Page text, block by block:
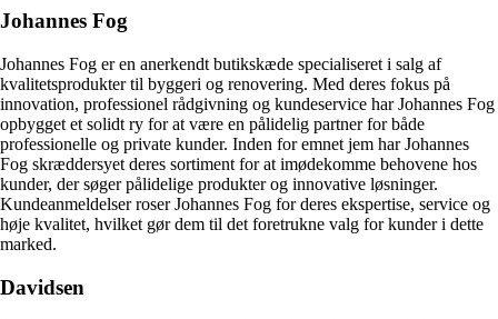
Johannes Fog
Johannes Fog er en anerkendt butikskæde specialiseret i salg af
kvalitetsprodukter til byggeri og renovering. Med deres fokus på
innovation, professionel rådgivning og kundeservice har Johannes Fog
opbygget et solidt ry for at være en pålidelig partner for både
professionelle og private kunder. Inden for emnet jem har Johannes
Fog skræddersyet deres sortiment for at imødekomme behovene hos
kunder, der søger pålidelige produkter og innovative løsninger.
Kundeanmeldelser roser Johannes Fog for deres ekspertise, service og
høje kvalitet, hvilket gør dem til det foretrukne valg for kunder i dette
marked.
Davidsen